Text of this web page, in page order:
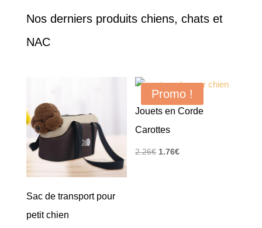
Nos derniers produits chiens, chats et
NAC
Sac de transport pour
petit chien
Promo !
Jouets en Corde
Carottes
2.26€ Le
1.76€Le